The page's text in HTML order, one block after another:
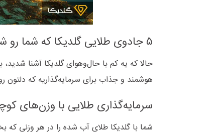
۵ جادوی طلایی گلدیکا که شما رو شگفت‌زده می‌کنه!
حالا که یه کم با حال‌وهوای گلدیکا آشنا
هوشمند و جذاب برای سرمایه‌گذاریه که دلتون
سرمایه‌گذاری طلایی با وزن‌های